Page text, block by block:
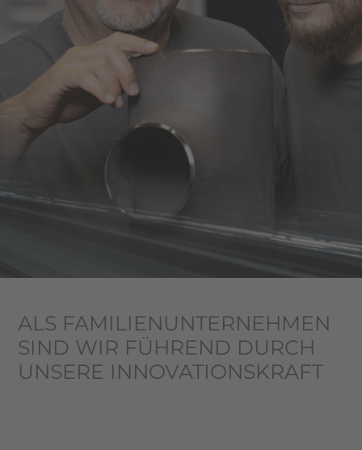
ALS FAMILIEN­UNTERNEHMEN
SIND WIR FÜHREND DURCH
UNSERE INNOVATIONS­KRAFT